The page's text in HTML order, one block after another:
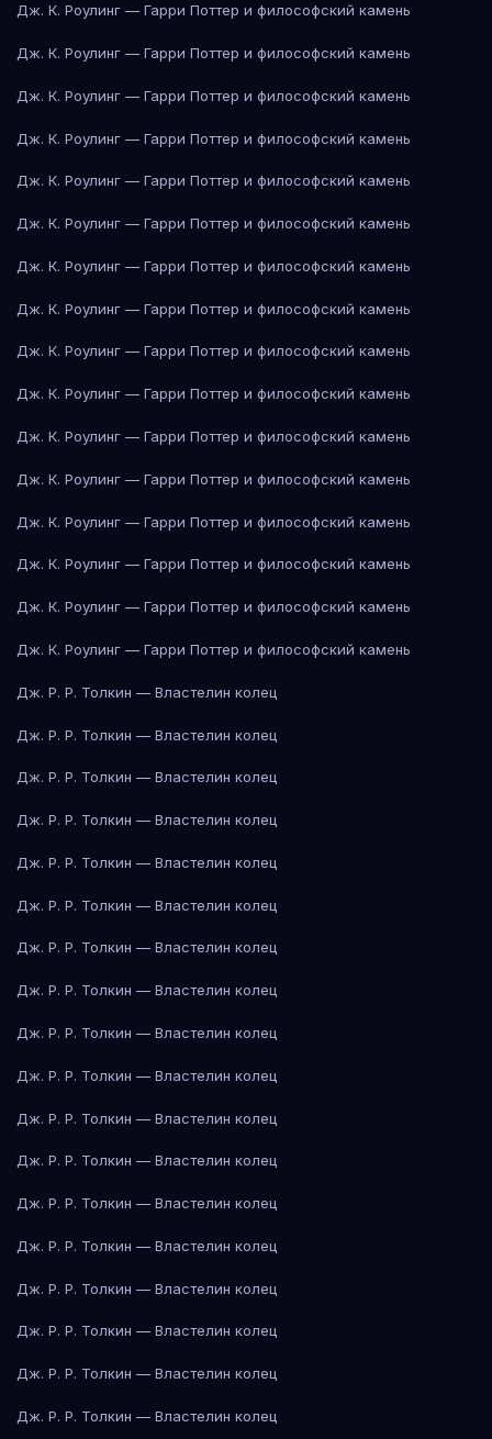
Дж. К. Роулинг — Гарри Поттер и философский камень
Дж. К. Роулинг — Гарри Поттер и философский камень
Дж. К. Роулинг — Гарри Поттер и философский камень
Дж. К. Роулинг — Гарри Поттер и философский камень
Дж. К. Роулинг — Гарри Поттер и философский камень
Дж. К. Роулинг — Гарри Поттер и философский камень
Дж. К. Роулинг — Гарри Поттер и философский камень
Дж. К. Роулинг — Гарри Поттер и философский камень
Дж. К. Роулинг — Гарри Поттер и философский камень
Дж. К. Роулинг — Гарри Поттер и философский камень
Дж. К. Роулинг — Гарри Поттер и философский камень
Дж. К. Роулинг — Гарри Поттер и философский камень
Дж. К. Роулинг — Гарри Поттер и философский камень
Дж. К. Роулинг — Гарри Поттер и философский камень
Дж. К. Роулинг — Гарри Поттер и философский камень
Дж. К. Роулинг — Гарри Поттер и философский камень
Дж. Р. Р. Толкин — Властелин колец
Дж. Р. Р. Толкин — Властелин колец
Дж. Р. Р. Толкин — Властелин колец
Дж. Р. Р. Толкин — Властелин колец
Дж. Р. Р. Толкин — Властелин колец
Дж. Р. Р. Толкин — Властелин колец
Дж. Р. Р. Толкин — Властелин колец
Дж. Р. Р. Толкин — Властелин колец
Дж. Р. Р. Толкин — Властелин колец
Дж. Р. Р. Толкин — Властелин колец
Дж. Р. Р. Толкин — Властелин колец
Дж. Р. Р. Толкин — Властелин колец
Дж. Р. Р. Толкин — Властелин колец
Дж. Р. Р. Толкин — Властелин колец
Дж. Р. Р. Толкин — Властелин колец
Дж. Р. Р. Толкин — Властелин колец
Дж. Р. Р. Толкин — Властелин колец
Дж. Р. Р. Толкин — Властелин колец